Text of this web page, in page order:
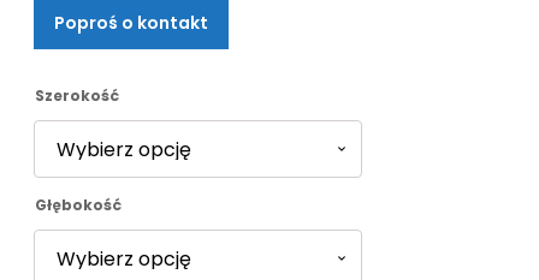
od
426,00 zł
do
469,00 zł
Poproś o kontakt
Szerokość
Głębokość